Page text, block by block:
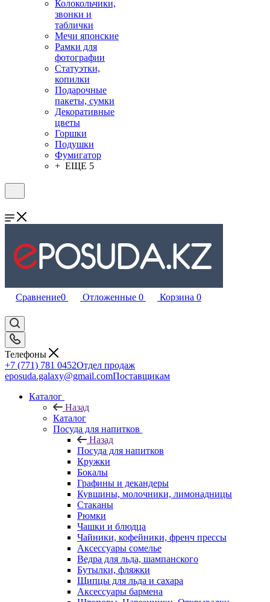
Колокольчики,
звонки и
таблички
Мечи японские
Рамки для
фотографии
Статуэтки,
копилки
Подарочные
пакеты, сумки
Декоративные
цветы
Горшки
Подушки
Фумигатор
+ ЕЩЕ 5
Сравнение0 Отложенные 0 Корзина 0
Телефоны
+7 (771) 781 0452Отдел продаж
eposuda.galaxy@gmail.comПоставщикам
Каталог
Назад
Каталог
Посуда для напитков
Назад
Посуда для напитков
Кружки
Бокалы
Графины и декандеры
Кувшины, молочники, лимонадницы
Стаканы
Рюмки
Чашки и блюдца
Чайники, кофейники, френч прессы
Аксессуары сомелье
Ведра для льда, шампанского
Бутылки, фляжки
Щипцы для льда и сахара
Аксессуары бармена